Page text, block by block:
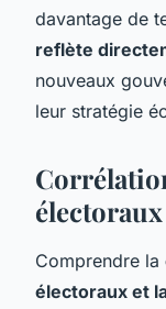
davantage de
reflète
nouveaux
leur stratégie
Comprendre la
électoraux et